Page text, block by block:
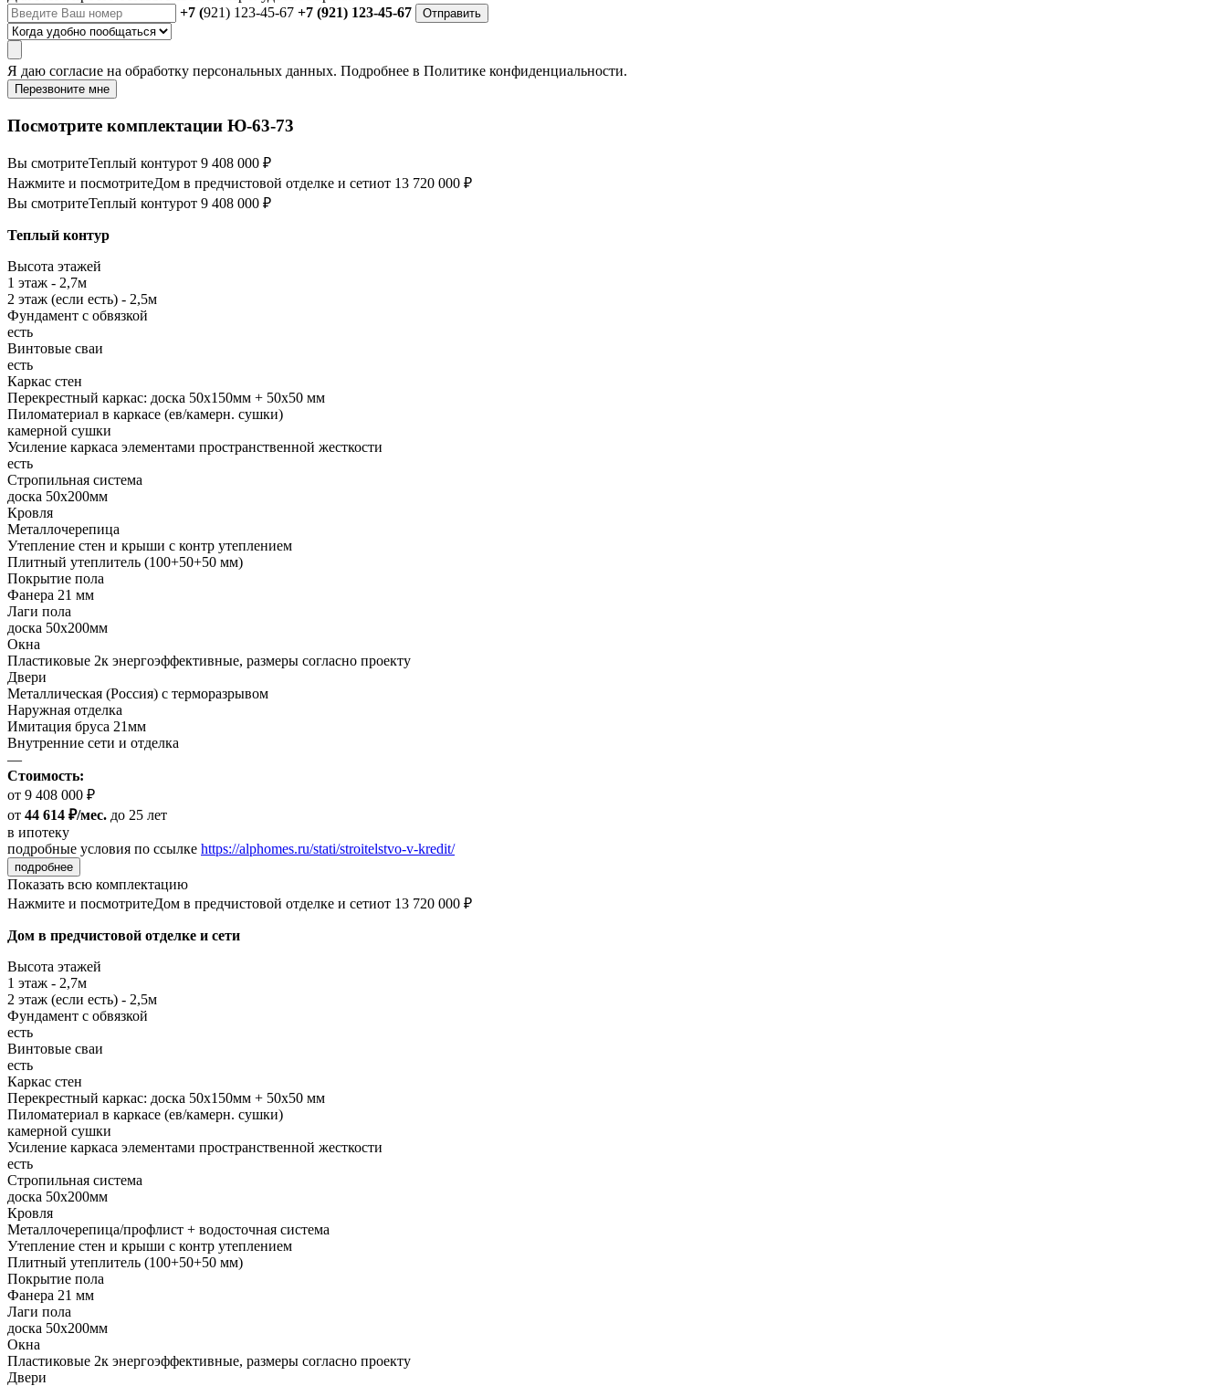
+7 (921) 123-45-67 +7 (921) 123-45-67 Отправить
Я даю согласие на обработку персональных данных. Подробнее в Политике конфиденциальности.
Перезвоните мне
Посмотрите комплектации Ю-63-73
Вы смотритеТеплый контурот 9 408 000 ₽
Нажмите и посмотритеДом в предчистовой отделке и сетиот 13 720 000 ₽
Вы смотритеТеплый контурот 9 408 000 ₽
Теплый контур
Высота этажей
1 этаж - 2,7м
2 этаж (если есть) - 2,5м
Фундамент с обвязкой
есть
Винтовые сваи
есть
Каркас стен
Перекрестный каркас: доска 50х150мм + 50х50 мм
Пиломатериал в каркасе (ев/камерн. сушки)
камерной сушки
Усиление каркаса элементами пространственной жесткости
есть
Стропильная система
доска 50х200мм
Кровля
Металлочерепица
Утепление стен и крыши с контр утеплением
Плитный утеплитель (100+50+50 мм)
Покрытие пола
Фанера 21 мм
Лаги пола
доска 50х200мм
Окна
Пластиковые 2к энергоэффективные, размеры согласно проекту
Двери
Металлическая (Россия) с терморазрывом
Наружная отделка
Имитация бруса 21мм
Внутренние сети и отделка
—
Стоимость:
от 9 408 000 ₽
от 44 614 ₽/мес. до 25 лет
в ипотеку
подробные условия по ссылке https://alphomes.ru/stati/stroitelstvo-v-kredit/
подробнее
Показать всю комплектацию
Нажмите и посмотритеДом в предчистовой отделке и сетиот 13 720 000 ₽
Дом в предчистовой отделке и сети
Высота этажей
1 этаж - 2,7м
2 этаж (если есть) - 2,5м
Фундамент с обвязкой
есть
Винтовые сваи
есть
Каркас стен
Перекрестный каркас: доска 50х150мм + 50х50 мм
Пиломатериал в каркасе (ев/камерн. сушки)
камерной сушки
Усиление каркаса элементами пространственной жесткости
есть
Стропильная система
доска 50х200мм
Кровля
Металлочерепица/профлист + водосточная система
Утепление стен и крыши с контр утеплением
Плитный утеплитель (100+50+50 мм)
Покрытие пола
Фанера 21 мм
Лаги пола
доска 50х200мм
Окна
Пластиковые 2к энергоэффективные, размеры согласно проекту
Двери